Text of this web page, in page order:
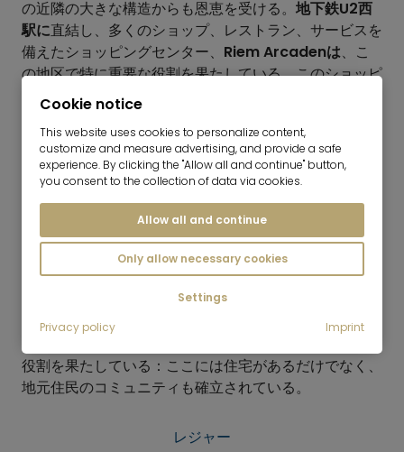
の近隣の大きな構造からも恩恵を受ける。 地下鉄U2西
駅に直結し、多くのショップ、レストラン、サービスを
備えたショッピングセンター、 Riem Arcadenは、こ
の地区で特に重要な役割を果たしている。このショッピ
ングセンターは、住宅地としての特徴を失うことなく、
飲食店
Kirchtruderingは、歴史的な町の中心部が非常にはっき
りしている。KulturGeschichtsPfad は、
Kirchtruderingの初期のレストランであり、今日でも町
並みを形成しているGasthof Göttlerについて
ている。Gasthof Obermaierもまた、より広い
Truderingの町の中心部で重要な歴史的役割を果たして
いる。また、ガストホフ・オーベルマイヤーは、より広
役割を果たしている：ここには住宅があるだけでなく、
地元住民のコミュニティも確立されている。
レジャー
Cookie notice
This website uses cookies to personalize content,
customize and measure advertising, and provide a safe
experience. By clicking the "Allow all and continue" button,
you consent to the collection of data via cookies.
Allow all and continue
Only allow necessary cookies
Settings
Privacy policy
Imprint